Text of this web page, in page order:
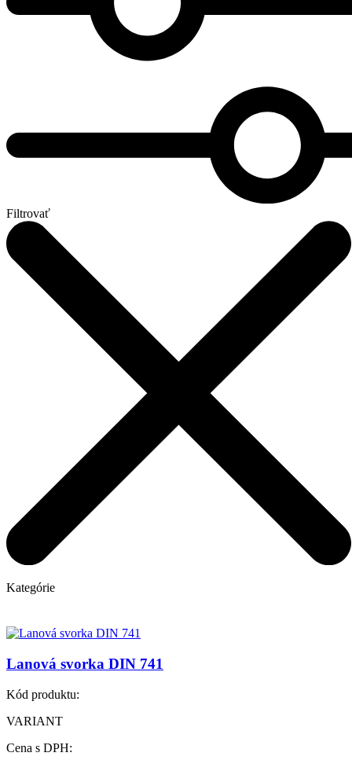
Filtrovať
Kategórie
Lanová svorka DIN 741
Kód produktu:
VARIANT
Cena s DPH: